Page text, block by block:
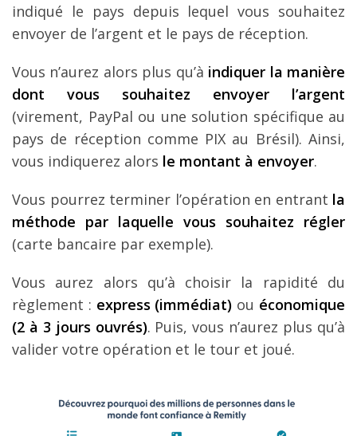
indiqué le pays depuis lequel vous souhaitez
envoyer de l’argent et le pays de réception.
Vous n’aurez alors plus qu’à indiquer la manière
dont vous souhaitez envoyer l’argent
(virement, PayPal ou une solution spécifique au
pays de réception comme PIX au Brésil). Ainsi,
vous indiquerez alors le montant à envoyer.
Vous pourrez terminer l’opération en entrant la
méthode par laquelle vous souhaitez régler
(carte bancaire par exemple).
Vous aurez alors qu’à choisir la rapidité du
règlement : express (immédiat) ou économique
(2 à 3 jours ouvrés). Puis, vous n’aurez plus qu’à
valider votre opération et le tour et joué.